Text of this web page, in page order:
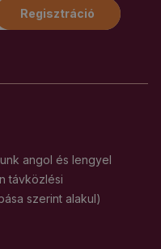
Regisztráció
angol és lengyel
távközlési
szerint alakul)